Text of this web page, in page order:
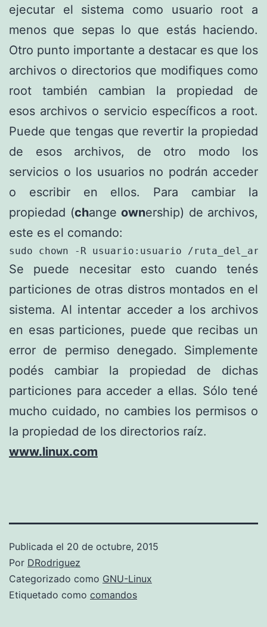
ejecutar el sistema como usuario root a
menos que sepas lo que estás haciendo.
Otro punto importante a destacar es que los
archivos o directorios que modifiques como
root también cambian la propiedad de
esos archivos o servicio específicos a root.
Puede que tengas que revertir la propiedad
de esos archivos, de otro modo los
servicios o los usuarios no podrán acceder
o escribir en ellos. Para cambiar la
propiedad (change ownership) de archivos,
este es el comando:
sudo chown -R usuario:usuario /
Se puede necesitar esto cuando tenés
particiones de otras distros montados en el
sistema. Al intentar acceder a los archivos
en esas particiones, puede que recibas un
error de permiso denegado. Simplemente
podés cambiar la propiedad de dichas
particiones para acceder a ellas. Sólo tené
mucho cuidado, no cambies los permisos o
la propiedad de los directorios raíz.
www.linux.com
Publicada el 20 de octubre, 2015
Por DRodriguez
Categorizado como GNU-Linux
Etiquetado como comandos